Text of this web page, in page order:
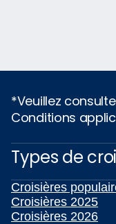
*Veuillez
Conditions
Types de
Croisières
Croisières 2025
Croisières 2026